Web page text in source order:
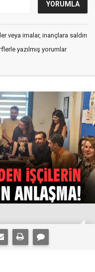
veya imalar, inançlara saldırı
yazılmış yorumlar